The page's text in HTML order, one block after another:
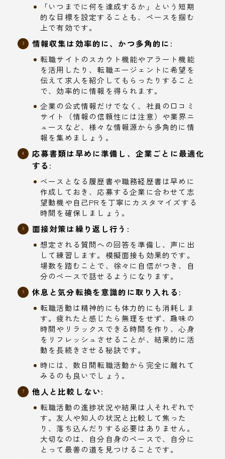
「いつまでに何を達成するか」という短期
的な目標を設定することも、ペースを掴む
上で有効です。
情報収集は効率的に、かつ多角的に:
転職サイトのスカウト機能やアラート機能
を活用したり、転職エージェントに希望を
伝えて求人を紹介してもらったりすること
で、効率的に情報を得られます。
企業の公式情報だけでなく、社員の口コミ
サイト（情報の信頼性には注意）や業界ニ
ュースなど、様々な情報源から多角的に情
報を集めましょう。
応募書類は早めに準備し、企業ごとに最適化
する:
ベースとなる履歴書や職務経歴書は早めに
作成しておき、応募する企業に合わせて志
望動機や自己PRを丁寧にカスタマイズする
時間を確保しましょう。
面接対策は繰り返し行う:
想定される質問への回答を準備し、声に出
して練習します。模擬面接も効果的です。
場数を踏むことで、徐々に自信がつき、自
分のペースで話せるようになります。
休息と気分転換を意識的に取り入れる:
転職活動は精神的にも体力的にも消耗しま
す。疲れたと感じたら無理をせず、趣味の
時間やリラックスできる時間を作り、心身
をリフレッシュさせることが、結果的に活
動を長続きさせる秘訣です。
時には、数日間転職活動から完全に離れて
みるのも良いでしょう。
他人と比較しない:
転職活動の進捗状況や結果は人それぞれで
す。友人や知人の状況と比較して焦った
り、落ち込んだりする必要はありません。
大切なのは、自分自身のペースで、自分に
とって最善の道を見つけることです。